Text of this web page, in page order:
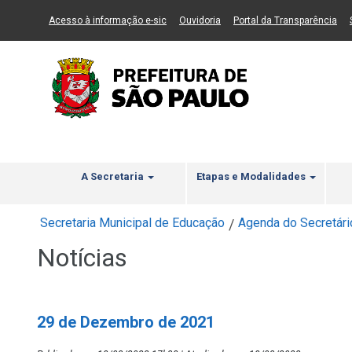
Ir ao Conteúdo Ir para menu principal 2 Ir para busca
Acesso à informação e-sic(Link para um novo sítio)
Ouvidoria (Link para um novo sítio)
Portal da Transparência
A Secretaria Etapas e Modalidades
Secretaria Municipal de Educação / Agenda do
Notícias
29 de Dezembro de 2021